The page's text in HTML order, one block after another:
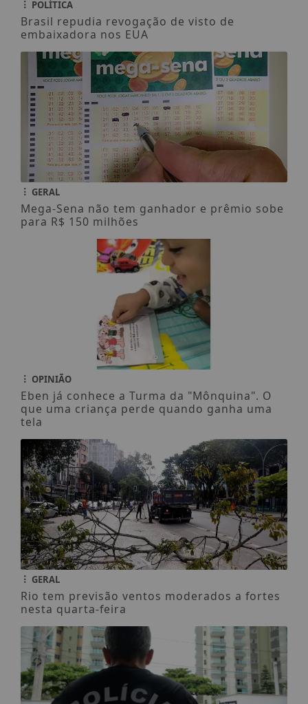
POLÍTICA
Brasil repudia revogação de visto de
embaixadora nos EUA
GERAL
Mega-Sena não tem ganhador e prêmio sobe
para R$ 150 milhões
OPINIÃO
Eben já conhece a Turma da "Mônquina". O
que uma criança perde quando ganha uma
tela
GERAL
Rio tem previsão ventos moderados a fortes
nesta quarta-feira